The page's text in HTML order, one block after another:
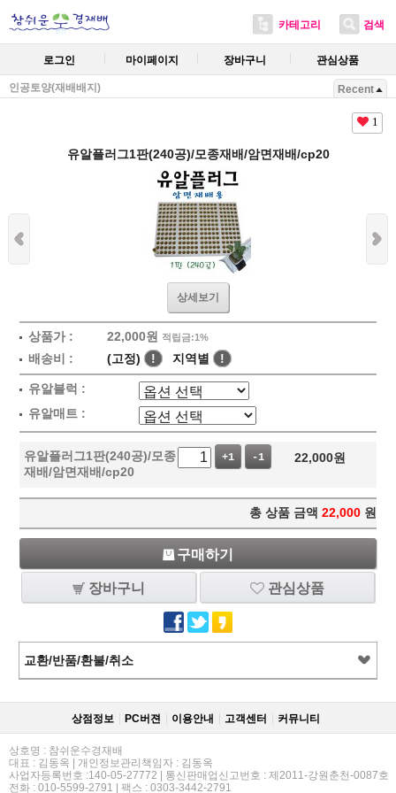
카테고리 검색
로그인 마이페이지 장바구니 관심상품
인공토양(재배배지) Recent
1
유알플러그1판(240공)/모종재배/암면재배/cp20
상세보기
상품가 : 22,000원 적립금:1%
배송비 : (고정) ! 지역별 !
유알블럭 :
유알매트 :
유알플러그1판(240공)/모종
재배/암면재배/cp20
+1 -1 22,000원
총 상품 금액 22,000 원
구매하기
장바구니 관심상품
교환/반품/환불/취소
상점정보 PC버젼 이용안내 고객센터 커뮤니티
상호명 : 참쉬운수경재배
대표 : 김동옥 | 개인정보관리책임자 : 김동옥
사업자등록번호 :140-05-27772 | 통신판매업신고번호 : 제2011-강원춘천-0087호
전화 : 010-5599-2791 | 팩스 : 0303-3442-2791